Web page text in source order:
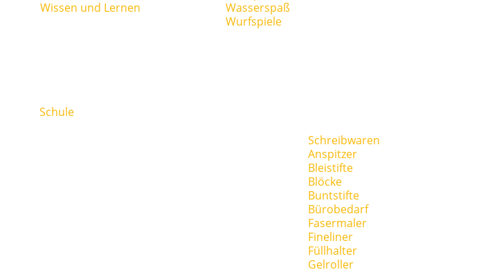
Wissen und Lernen
Wasserspaß
Wurfspiele
Schule
Schreibwaren
Anspitzer
Bleistifte
Blöcke
Buntstifte
Bürobedarf
Fasermaler
Fineliner
Füllhalter
Gelroller